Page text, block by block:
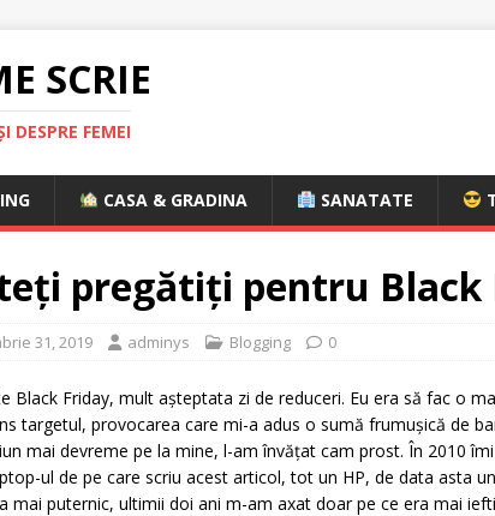
SCRIE
DESPRE FEMEI
CASA & GRADINA SANATATE
pregătiți pentru Black
31, 2019 adminys Blogging 0
Black Friday, mult așteptata zi de reduceri. Eu era să fac o
targetul, provocarea care mi-a adus o sumă frumușică de
mai devreme pe la mine, l-am învățat cam prost. În 2010
ul de pe care scriu acest articol, tot un HP, de data asta
mai puternic, ultimii doi ani m-am axat doar pe ce era mai